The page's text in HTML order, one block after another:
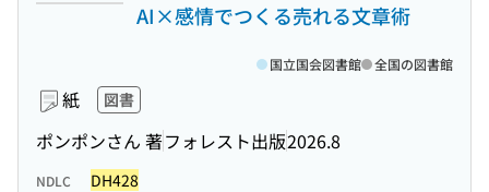
AI×感情でつくる売れる文章術
紙 図書
ポンポンさん 著フォレスト出版2026.8
国立国会図書館 全国の図書館
NDLC DH428